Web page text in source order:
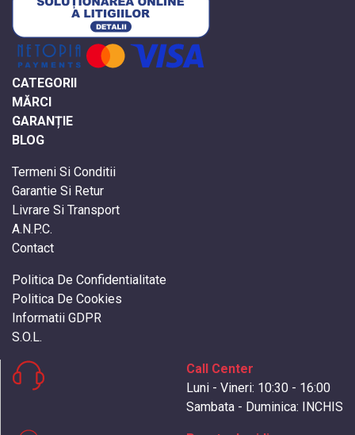
CATEGORII
MĂRCI
GARANȚIE
BLOG
Termeni Si Conditii
Garantie Si Retur
Livrare Si Transport
A.N.P.C.
Contact
Politica De Confidentialitate
Politica De Cookies
Informatii GDPR
S.O.L.
Call Center
Luni - Vineri: 10:30 - 16:00
Sambata - Duminica: INCHIS